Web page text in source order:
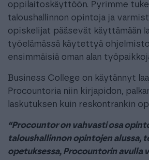
oppilaitoskäyttöön. Pyrimme
taloushallinnon opintoja ja
opiskelijat pääsevät käyttämään
työelämässä käytettyä
ensimmäisiä oman alan
Business College on käytännyt
Procountoria niin kirjapidon,
laskutuksen kuin reskontrankin
“Procountor on vahvasti osa
taloushallinnon opintojen alussa,
opetuksessa, Procountorin avulla